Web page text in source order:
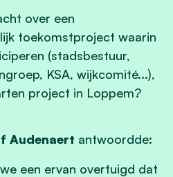
over een
toekomstproject waarin
(stadsbestuur,
KSA, wijkcomité...),
project in Loppem?
Audenaert antwoordde:
een ervan overtuigd dat